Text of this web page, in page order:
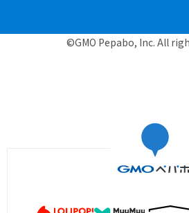
©GMO Pepabo, Inc. All